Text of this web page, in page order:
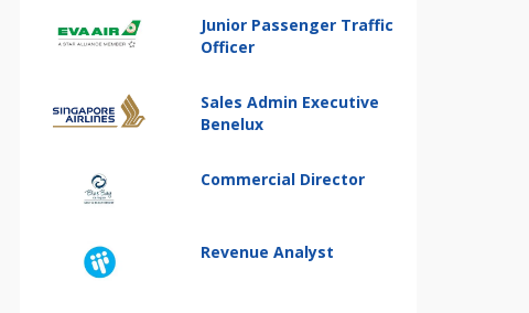
Junior Passenger Traffic
Officer
Sales Admin Executive
Benelux
Commercial Director
Revenue Analyst